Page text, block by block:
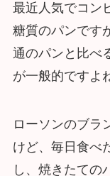
最近人気でコン
糖質のパンです
通のパンと比べ
が一般的ですよ
ローソンのブラ
けど、毎日食べ
し、焼きたての